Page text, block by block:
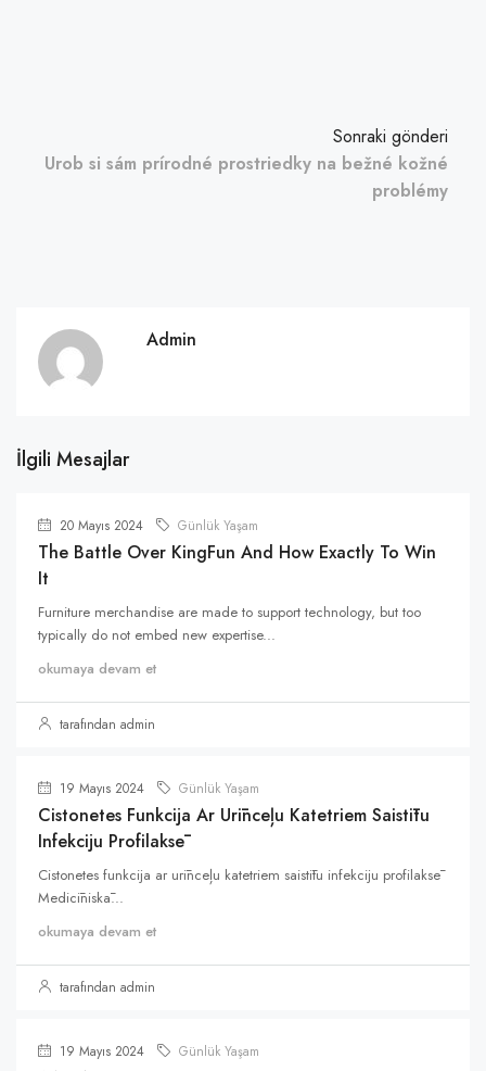
Sonraki gönderi
Urob si sám prírodné prostriedky na bežné kožné
problémy
Admin
İlgili Mesajlar
20 Mayıs 2024 Günlük Yaşam
The Battle Over KingFun And How Exactly To Win
It
Furniture merchandise are made to support technology, but too
typically do not embed new expertise...
okumaya devam et
tarafından admin
19 Mayıs 2024 Günlük Yaşam
Cistonetes Funkcija Ar Urīnceļu Katetriem Saistītu
Infekciju Profilaksē
Cistonetes funkcija ar urīnceļu katetriem saistītu infekciju profilaksē
Medicīniskā...
okumaya devam et
tarafından admin
19 Mayıs 2024 Günlük Yaşam